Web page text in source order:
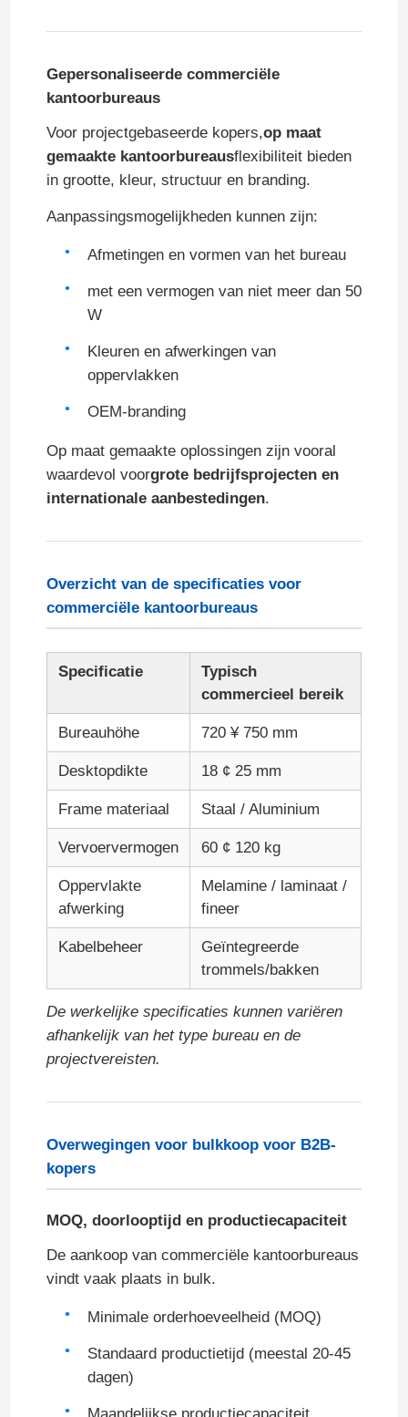
VERZENDEN
Gepersonaliseerde commerciële
kantoorbureaus
Voor projectgebaseerde kopers,op maat
gemaakte kantoorbureausflexibiliteit bieden
in grootte, kleur, structuur en branding.
Aanpassingsmogelijkheden kunnen zijn:
Afmetingen en vormen van het bureau
met een vermogen van niet meer dan 50
W
Kleuren en afwerkingen van
oppervlakken
OEM-branding
Op maat gemaakte oplossingen zijn vooral
waardevol voorgrote bedrijfsprojecten en
internationale aanbestedingen.
Overzicht van de specificaties voor
commerciële kantoorbureaus
Specificatie
Typisch
commercieel bereik
Bureauhöhe 720 ¥ 750 mm
Desktopdikte 18 ¢ 25 mm
Frame materiaal Staal / Aluminium
Vervoervermogen 60 ¢ 120 kg
Oppervlakte
afwerking
Melamine / laminaat /
fineer
Kabelbeheer
Geïntegreerde
trommels/bakken
De werkelijke specificaties kunnen variëren
afhankelijk van het type bureau en de
projectvereisten.
Overwegingen voor bulkkoop voor B2B-
kopers
MOQ, doorlooptijd en productiecapaciteit
De aankoop van commerciële kantoorbureaus
vindt vaak plaats in bulk.
Minimale orderhoeveelheid (MOQ)
Standaard productietijd (meestal 20-45
dagen)